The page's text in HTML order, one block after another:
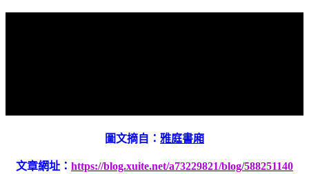
圖文摘自： 雅庭書廂
文章網址： https://blog.xuite.net/a73229821/blog/588251140